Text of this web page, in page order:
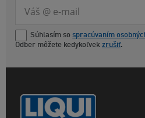
Súhlasím so spracúvaním
Odber môžete kedykoľvek zrušiť.